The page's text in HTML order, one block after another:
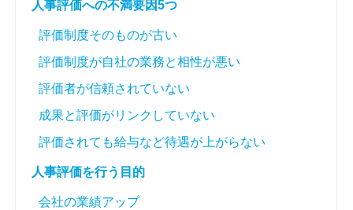
人事評価への不満要因5つ
評価制度そのものが古い
評価制度が自社の業務と相性が悪い
評価者が信頼されていない
成果と評価がリンクしていない
評価されても給与など待遇が上がらない
人事評価を行う目的
会社の業績アップ